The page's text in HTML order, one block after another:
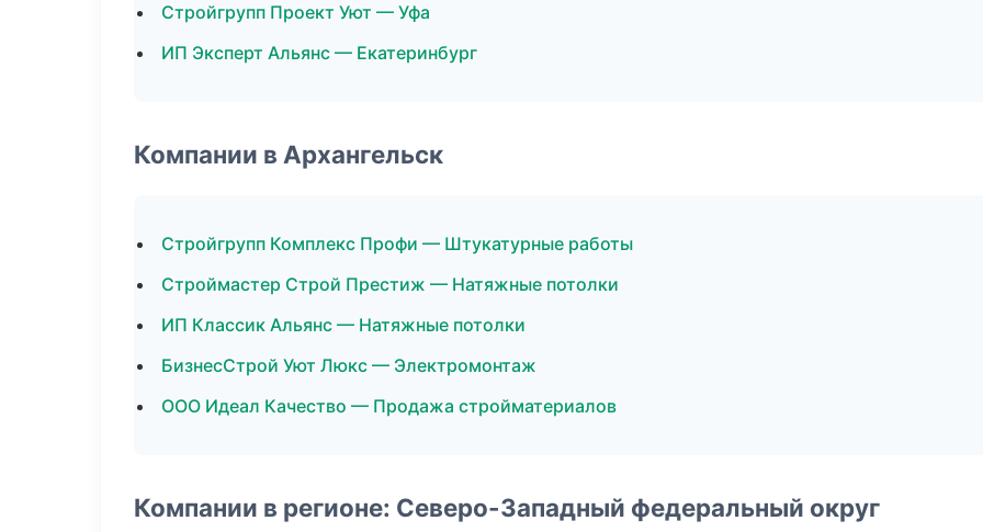
Стройгрупп Проект Уют — Уфа
ИП Эксперт Альянс — Екатеринбург
Компании в Архангельск
Стройгрупп Комплекс Профи — Штукатурные работы
Строймастер Строй Престиж — Натяжные потолки
ИП Классик Альянс — Натяжные потолки
БизнесСтрой Уют Люкс — Электромонтаж
ООО Идеал Качество — Продажа стройматериалов
Компании в регионе: Северо-Западный федеральный округ